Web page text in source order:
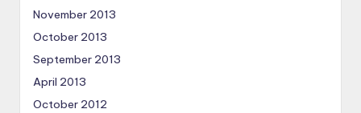
November 2013
October 2013
September 2013
April 2013
October 2012